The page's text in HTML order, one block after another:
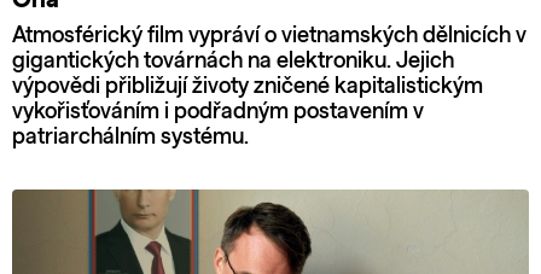
Atmosférický film vypráví o vietnamských dělnicích v
gigantických továrnách na elektroniku. Jejich
výpovědi přibližují životy zničené kapitalistickým
vykořisťováním i podřadným postavením v
patriarchálním systému.